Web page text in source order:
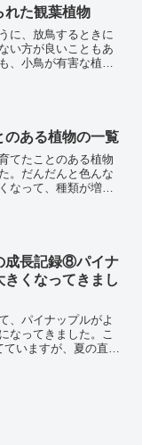
農家さんのような広
れた観葉植物
に、放鳥するときに
い方が良いこともあ
、小鳥が有害な植物
しています。とく
のある植物の一覧
てたことのある植物
。だんだんと色んな
なって、種類が増え
あります。各植物に
成長記録⑧パイナ
きくなってきまし
、パイナップルがよ
なってきました。こ
いますが、夏の直射
の関連記事パイナ